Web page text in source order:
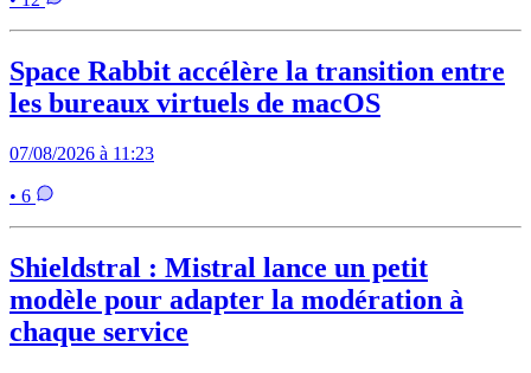
Space Rabbit accélère la transition entre
les bureaux virtuels de macOS
07/08/2026 à 11:23
• 6
Shieldstral : Mistral lance un petit
modèle pour adapter la modération à
chaque service